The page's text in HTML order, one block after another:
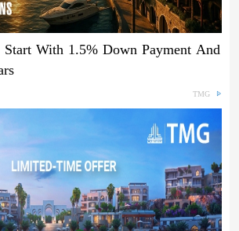
With 1.5% Down Payment And
TMG